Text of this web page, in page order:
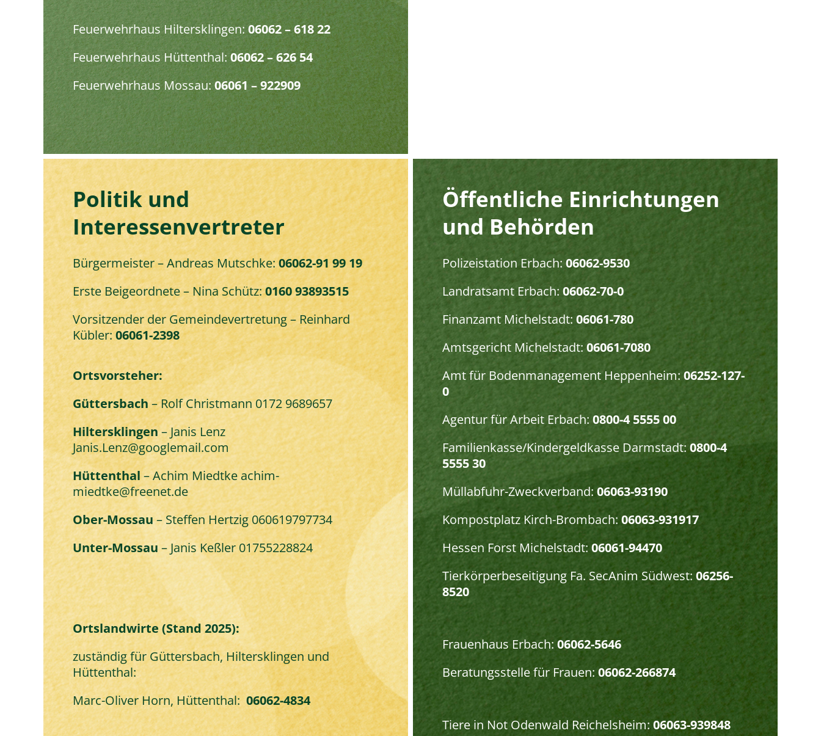
Feuerwehrhaus Hiltersklingen: 06062 – 618 22
Feuerwehrhaus Hüttenthal:06062 – 626 54
Feuerwehrhaus Mossau:06061 – 922909
Politik und
Interessenvertreter
Bürgermeister – Andreas Mutschke:06062-91 99 19
Erste Beigeordnete – Nina Schütz:0160 93893515
Vorsitzender der Gemeindevertretung – Reinhard
Kübler:06061-2398
Ortsvorsteher:
Güttersbach– Rolf Christmann0172 9689657
Hiltersklingen– Janis Lenz
Janis.Lenz@googlemail.com
Hüttenthal– Achim Miedtkeachim-
miedtke@freenet.de
Ober-Mossau– Steffen Hertzig060619797734
Unter-Mossau – Janis Keßler01755228824
Ortslandwirte (Stand 2025):
zuständig für Güttersbach, Hiltersklingen und
Hüttenthal:
Marc-Oliver Horn, Hüttenthal: 06062-4834
Öffentliche Einrichtungen
und Behörden
Polizeistation Erbach: 06062-9530
Landratsamt Erbach: 06062-70-0
Finanzamt Michelstadt: 06061-780
Amtsgericht Michelstadt: 06061-7080
Amt für Bodenmanagement Heppenheim: 06252-127-
0
Agentur für Arbeit Erbach: 0800-4 5555 00
Familienkasse/Kindergeldkasse Darmstadt: 0800-4
5555 30
Müllabfuhr-Zweckverband: 06063-93190
Kompostplatz Kirch-Brombach: 06063-931917
Hessen Forst Michelstadt: 06061-94470
Tierkörperbeseitigung Fa. SecAnim Südwest: 06256-
8520
Frauenhaus Erbach: 06062-5646
Beratungsstelle für Frauen: 06062-266874
Tiere in Not Odenwald Reichelsheim: 06063-939848